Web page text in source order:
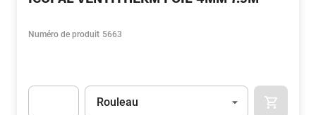
Numéro de produit 5663
Unité
Rouleau